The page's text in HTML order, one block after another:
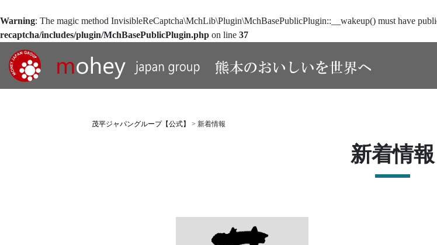
Warning: The magic method InvisibleReCaptcha\MchLib\Plugin\MchBasePublicPlugin::__wakeup() must have
recaptcha/includes/plugin/MchBasePublicPlugin.php on line 37
茂平ジャパングループ【公式】 > 新着情報
新着情報